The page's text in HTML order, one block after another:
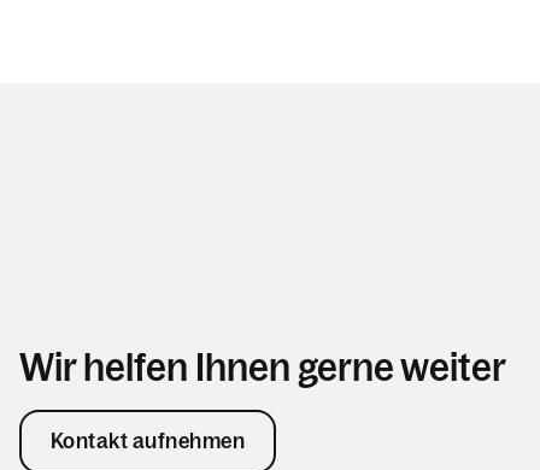
Wir helfen Ihnen gerne weiter
Kontakt aufnehmen